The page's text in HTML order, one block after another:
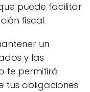
puede facilitar
fiscal.
un
y las
te permitirá
tus obligaciones